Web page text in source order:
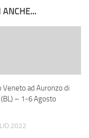
ANCHE...
Veneto ad Auronzo di
(BL) – 1-6 Agosto
2022